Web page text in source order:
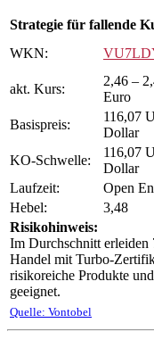
Strategie für fallende
WKN:
akt. Kurs:
2,46 –
Euro
Basispreis:
116,07
Dollar
KO-Schwelle:
116,07
Dollar
Laufzeit:
Open
Hebel:
3,48
Risikohinweis:
Im Durchschnitt erleiden
Handel mit Turbo-
risikoreiche Produkte
geeignet.
Quelle: Vontobel